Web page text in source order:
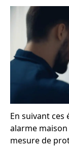
En suivant
alarme
mesure de